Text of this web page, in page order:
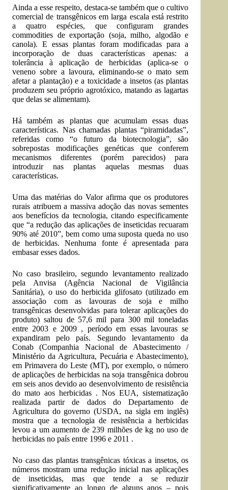
Ainda a esse respeito, destaca-se também que o cultivo
comercial de transgênicos em larga escala está restrito
a quatro espécies, que configuram grandes
commodities de exportação (soja, milho, algodão e
canola). E essas plantas foram modificadas para a
incorporação de duas características apenas: a
tolerância à aplicação de herbicidas (aplica-se o
veneno sobre a lavoura, eliminando-se o mato sem
afetar a plantação) e a toxicidade a insetos (as plantas
produzem seu próprio agrotóxico, matando as lagartas
que delas se alimentam).
Há também as plantas que acumulam essas duas
características. Nas chamadas plantas “piramidadas”,
referidas como “o futuro da biotecnologia”, são
sobrepostas modificações genéticas que conferem
mecanismos diferentes (porém parecidos) para
introduzir nas plantas aquelas mesmas duas
características.
Uma das matérias do Valor afirma que os produtores
rurais atribuem a massiva adoção das novas sementes
aos benefícios da tecnologia, citando especificamente
que “a redução das aplicações de inseticidas recuaram
90% até 2010”, bem como uma suposta queda no uso
de herbicidas. Nenhuma fonte é apresentada para
embasar esses dados.
No caso brasileiro, segundo levantamento realizado
pela Anvisa (Agência Nacional de Vigilância
Sanitária), o uso do herbicida glifosato (utilizado em
associação com as lavouras de soja e milho
transgênicas desenvolvidas para tolerar aplicações do
produto) saltou de 57,6 mil para 300 mil toneladas
entre 2003 e 2009 , período em essas lavouras se
expandiram pelo país. Segundo levantamento da
Conab (Companhia Nacional de Abastecimento /
Ministério da Agricultura, Pecuária e Abastecimento),
em Primavera do Leste (MT), por exemplo, o número
de aplicações de herbicidas na soja transgênica dobrou
em seis anos devido ao desenvolvimento de resistência
do mato aos herbicidas . Nos EUA, sistematização
realizada partir de dados do Departamento de
Agricultura do governo (USDA, na sigla em inglês)
mostra que a tecnologia de resistência a herbicidas
levou a um aumento de 239 milhões de kg no uso de
herbicidas no país entre 1996 e 2011 .
No caso das plantas transgênicas tóxicas a insetos, os
números mostram uma redução inicial nas aplicações
de inseticidas, mas que tende a se reduzir
significativamente ao longo de alguns anos – pois